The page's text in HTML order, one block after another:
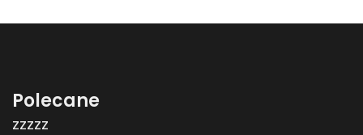
Polecane
zzzzz